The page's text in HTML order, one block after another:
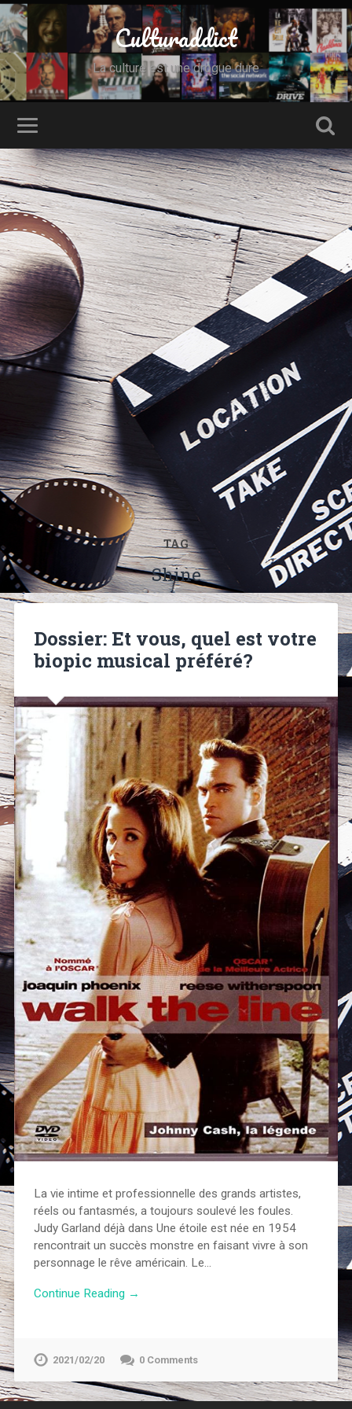
Culturaddict
La culture est une drogue dure
TAG
Shine
Dossier: Et vous, quel est votre
biopic musical préféré?
La vie intime et professionnelle des grands artistes,
réels ou fantasmés, a toujours soulevé les foules.
Judy Garland déjà dans Une étoile est née en 1954
rencontrait un succès monstre en faisant vivre à son
personnage le rêve américain. Le…
Continue Reading →
2021/02/20 0 Comments